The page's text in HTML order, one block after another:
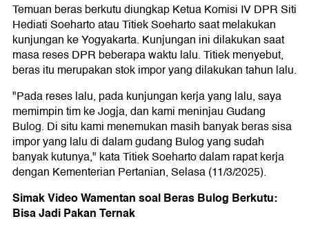
Temuan beras berkutu diungkap Ketua Komisi IV DPR Siti
Hediati Soeharto atau Titiek Soeharto saat melakukan
kunjungan ke Yogyakarta. Kunjungan ini dilakukan saat
masa reses DPR beberapa waktu lalu. Titiek menyebut,
beras itu merupakan stok impor yang dilakukan tahun lalu.
"Pada reses lalu, pada kunjungan kerja yang lalu, saya
memimpin tim ke Jogja, dan kami meninjau Gudang
Bulog. Di situ kami menemukan masih banyak beras sisa
impor yang lalu di dalam gudang Bulog yang sudah
banyak kutunya," kata Titiek Soeharto dalam rapat kerja
dengan Kementerian Pertanian, Selasa (11/3/2025).
Simak Video Wamentan soal Beras Bulog Berkutu:
Bisa Jadi Pakan Ternak